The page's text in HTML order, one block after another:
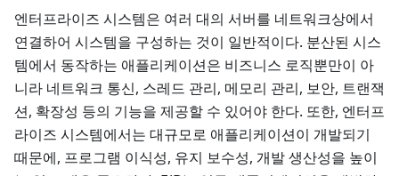
엔터프라이즈 시스템은 여러 대의 서버를 네트워크상에서
연결하어 시스템을 구성하는 것이 일반적이다. 분산된 시스
템에서 동작하는 애플리케이션은 비즈니스 로직뿐만이 아
니라 네트워크 통신, 스레드 관리, 메모리 관리, 보안, 트랜잭
션, 확장성 등의 기능을 제공할 수 있어야 한다. 또한, 엔터프
라이즈 시스템에서는 대규모로 애플리케이션이 개발되기
때문에, 프로그램 이식성, 유지 보수성, 개발 생산성을 높이